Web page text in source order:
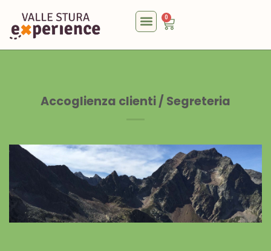
0
Accoglienza clienti / Segreteria